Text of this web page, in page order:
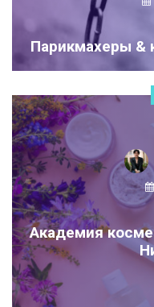
Парикмахеры &
Академия